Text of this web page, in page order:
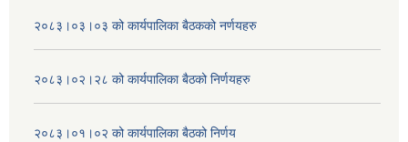
२०८३।०३।०३ को कार्यपालिका बैठकको नर्णयहरु
२०८३।०२।२८ को कार्यपालिका बैठको निर्णयहरु
२०८३।०१।०२ को कार्यपालिका बैठको निर्णय